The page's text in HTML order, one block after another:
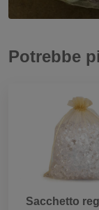
Potrebbe
Sacchetto